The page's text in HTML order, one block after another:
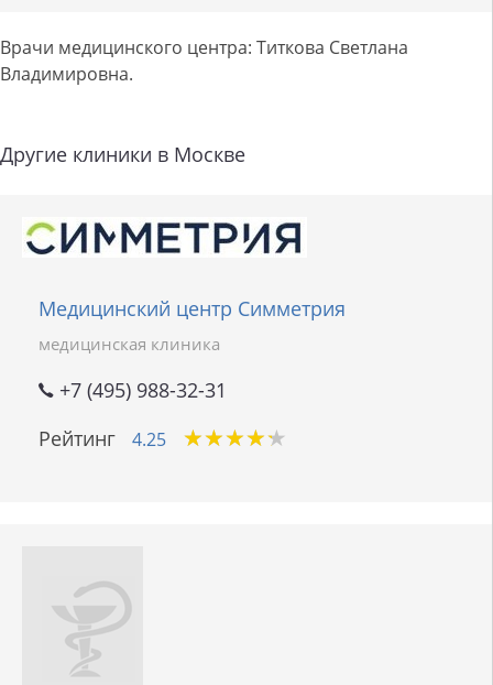
Врачи медицинского центра: Титкова Светлана
Владимировна.
Другие клиники в Москве
Медицинский центр Симметрия
медицинская клиника
+7 (495) 988-32-31
Рейтинг
4.25 ★★★★★
★★★★★